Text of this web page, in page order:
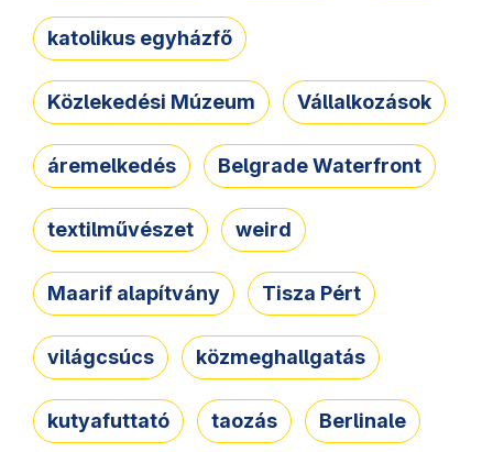
katolikus egyházfő
Közlekedési Múzeum Vállalkozások
áremelkedés Belgrade Waterfront
textilművészet weird
Maarif alapítvány Tisza Pért
világcsúcs közmeghallgatás
kutyafuttató taozás Berlinale